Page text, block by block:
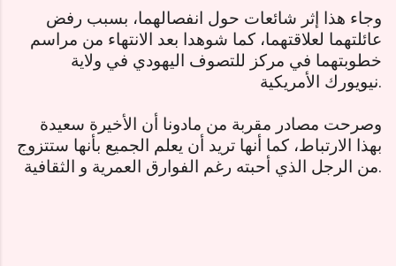
وجاء هذا إثر شائعات حول انفصالهما، بسبب رفض
عائلتهما لعلاقتهما، كما شوهدا بعد الانتهاء من مراسم
خطوبتهما في مركز للتصوف اليهودي في ولاية
نيويورك الأمريكية.
وصرحت مصادر مقربة من مادونا أن الأخيرة سعيدة
بهذا الارتباط، كما أنها تريد أن يعلم الجميع بأنها ستتزوج
من الرجل الذي أحبته رغم الفوارق العمرية و الثقافية.